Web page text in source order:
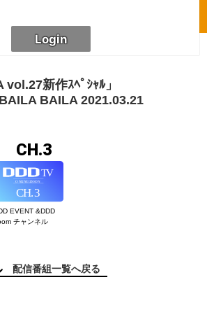
vol.27新作ｽﾍﾟｼｬﾙ」
BAILA 2021.03.21
CH.3
EVENT &DDD
チャンネル
配信番組一覧へ戻る